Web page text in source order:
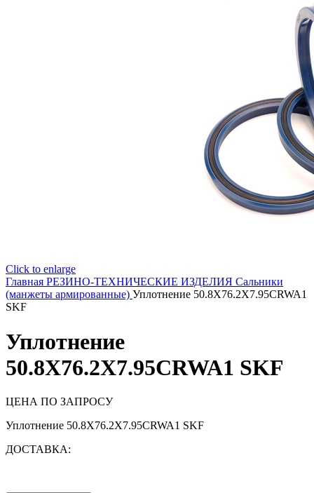
Click to enlarge
Главная РЕЗИНО-ТЕХНИЧЕСКИЕ ИЗДЕЛИЯ Сальники
(манжеты армированные) Уплотнение 50.8X76.2X7.95CRWA1
SKF
Уплотнение
50.8X76.2X7.95CRWA1 SKF
ЦЕНА ПО ЗАПРОСУ
Уплотнение 50.8X76.2X7.95CRWA1 SKF
ДОСТАВКА: